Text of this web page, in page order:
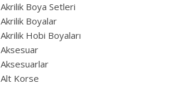
Akrilik Boya Setleri
Akrilik Boyalar
Akrilik Hobi Boyaları
Aksesuar
Aksesuarlar
Alt Korse